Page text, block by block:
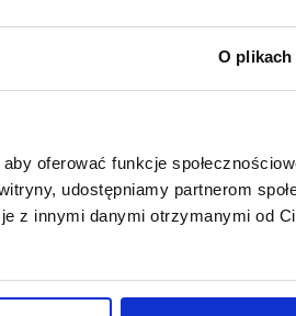
O plikach
oferować funkcje
udostępniamy partnerom
z innymi danymi otrzymanymi od
dzieci w wieku 7 - 9
Summer Fun Crafts in
zanurzenia w języku
mogą skorzystać z
Katarzyną Szpotakowską